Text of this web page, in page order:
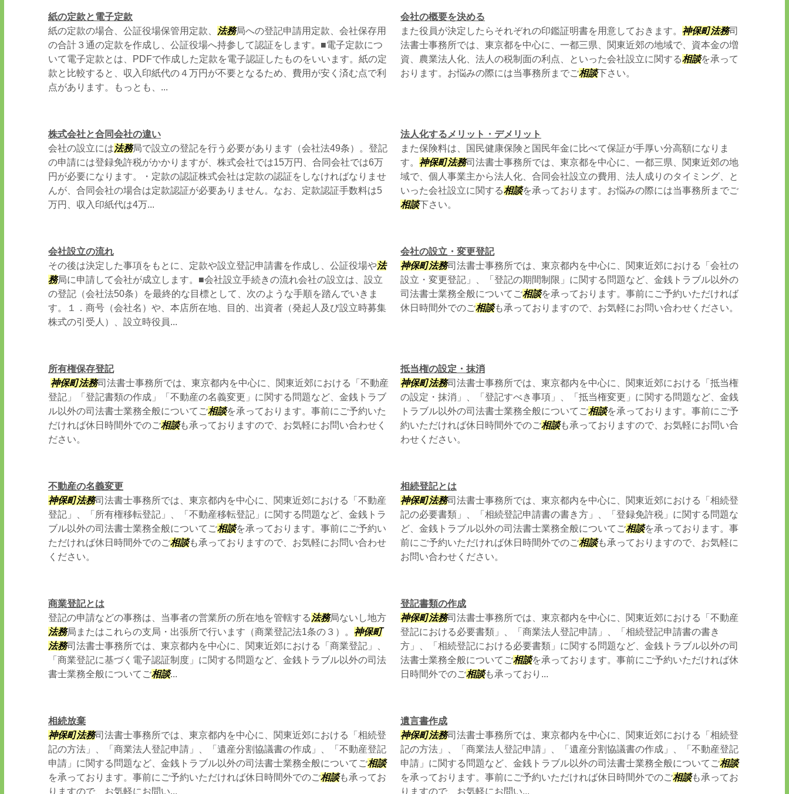
紙の定款と電子定款
紙の定款の場合、公証役場保管用定款、
法務局への登記申請用定款、会社保存用
の合計３通の定款を作成し、公証役場へ持参して認証をします。■電子定款につ
いて電子定款とは、PDFで作成した定款を電子認証したものをいいます。紙の定
款と比較すると、収入印紙代の４万円が不要となるため、費用が安く済む点で利
点があります。もっとも、...
会社の概要を決める
また役員が決定したらそれぞれの印鑑証明書を用意しておきます。 神保町法務司
法書士事務所では、東京都を中心に、一都三県、関東近郊の地域で、資本金の増
資、農業法人化、法人の税制面の利点、といった会社設立に関する相談を承って
おります。お悩みの際には当事務所までご相談下さい。
株式会社と合同会社の違い
会社の設立には法務局で設立の登記を行う必要があります（会社法49条）。登記
の申請には登録免許税がかかりますが、株式会社では15万円、合同会社では6万
円が必要になります。・定款の認証株式会社は定款の認証をしなければなりませ
んが、合同会社の場合は定款認証が必要ありません。なお、定款認証手数料は5
万円、収入印紙代は4万...
法人化するメリット・デメリット
また保険料は、国民健康保険と国民年金に比べて保証が手厚い分高額になりま
す。 神保町法務司法書士事務所では、東京都を中心に、一都三県、関東近郊の地
域で、個人事業主から法人化、合同会社設立の費用、法人成りのタイミング、と
いった会社設立に関する相談を承っております。お悩みの際には当事務所までご
相談下さい。
会社設立の流れ
その後は決定した事項をもとに、定款や設立登記申請書を作成し、公証役場や法
務局に申請して会社が成立します。■会社設立手続きの流れ会社の設立は、設立
の登記（会社法50条）を最終的な目標として、次のような手順を踏んでいきま
す。１．商号（会社名）や、本店所在地、目的、出資者（発起人及び設立時募集
株式の引受人）、設立時役員...
会社の設立・変更登記
神保町法務司法書士事務所では、東京都内を中心に、関東近郊における「会社の
設立・変更登記」、「登記の期間制限」に関する問題など、金銭トラブル以外の
司法書士業務全般についてご相談を承っております。事前にご予約いただければ
休日時間外でのご相談も承っておりますので、お気軽にお問い合わせください。
所有権保存登記
神保町法務司法書士事務所では、東京都内を中心に、関東近郊における「不動産
登記」「登記書類の作成」「不動産の名義変更」に関する問題など、金銭トラブ
ル以外の司法書士業務全般についてご相談を承っております。事前にご予約いた
だければ休日時間外でのご相談も承っておりますので、お気軽にお問い合わせく
ださい。
抵当権の設定・抹消
神保町法務司法書士事務所では、東京都内を中心に、関東近郊における「抵当権
の設定・抹消」、「登記すべき事項」、「抵当権変更」に関する問題など、金銭
トラブル以外の司法書士業務全般についてご相談を承っております。事前にご予
約いただければ休日時間外でのご相談も承っておりますので、お気軽にお問い合
わせください。
不動産の名義変更
神保町法務司法書士事務所では、東京都内を中心に、関東近郊における「不動産
登記」、「所有権移転登記」、「不動産移転登記」に関する問題など、金銭トラ
ブル以外の司法書士業務全般についてご相談を承っております。事前にご予約い
ただければ休日時間外でのご相談も承っておりますので、お気軽にお問い合わせ
ください。
相続登記とは
神保町法務司法書士事務所では、東京都内を中心に、関東近郊における「相続登
記の必要書類」、「相続登記申請書の書き方」、「登録免許税」に関する問題な
ど、金銭トラブル以外の司法書士業務全般についてご相談を承っております。事
前にご予約いただければ休日時間外でのご相談も承っておりますので、お気軽に
お問い合わせください。
商業登記とは
登記の申請などの事務は、当事者の営業所の所在地を管轄する 法務局ないし地方
法務局またはこれらの支局・出張所で行います（商業登記法1条の３）。 神保町
法務司法書士事務所では、東京都内を中心に、関東近郊における「商業登記」、
「商業登記に基づく電子認証制度」に関する問題など、金銭トラブル以外の司法
書士業務全般についてご相談...
登記書類の作成
神保町法務司法書士事務所では、東京都内を中心に、関東近郊における「不動産
登記における必要書類」、「商業法人登記申請」、「相続登記申請書の書き
方」、「相続登記における必要書類」に関する問題など、金銭トラブル以外の司
法書士業務全般についてご相談を承っております。事前にご予約いただければ休
日時間外でのご相談も承っており...
相続放棄
神保町法務司法書士事務所では、東京都内を中心に、関東近郊における「相続登
記の方法」、「商業法人登記申請」、「遺産分割協議書の作成」、「不動産登記
申請」に関する問題など、金銭トラブル以外の司法書士業務全般についてご相談
を承っております。事前にご予約いただければ休日時間外でのご相談も承ってお
りますので、お気軽にお問い...
遺言書作成
神保町法務司法書士事務所では、東京都内を中心に、関東近郊における「相続登
記の方法」、「商業法人登記申請」、「遺産分割協議書の作成」、「不動産登記
申請」に関する問題など、金銭トラブル以外の司法書士業務全般についてご相談
を承っております。事前にご予約いただければ休日時間外でのご相談も承ってお
りますので、お気軽にお問い...